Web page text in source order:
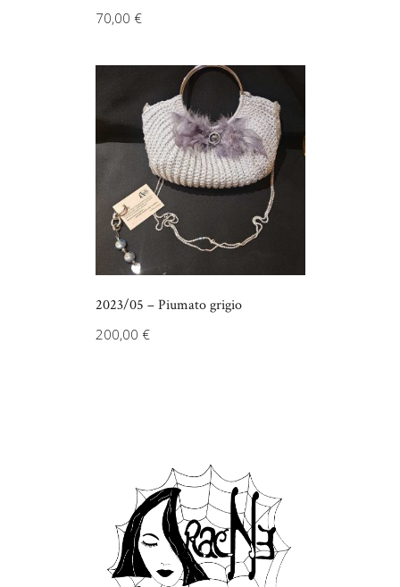
70,00 €
2023/05 – Piumato grigio
200,00 €